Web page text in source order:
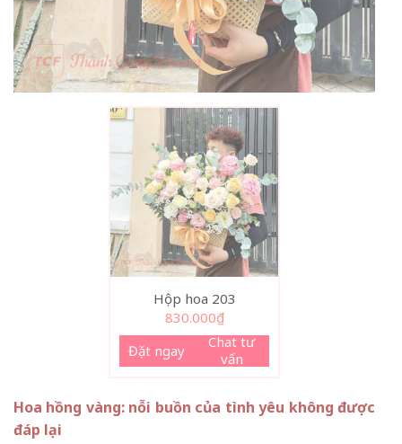
Hộp hoa 203
830.000₫
Đặt ngay
Chat tư
vấn
Hoa hồng vàng: nỗi buồn của tình yêu không được
đáp lại